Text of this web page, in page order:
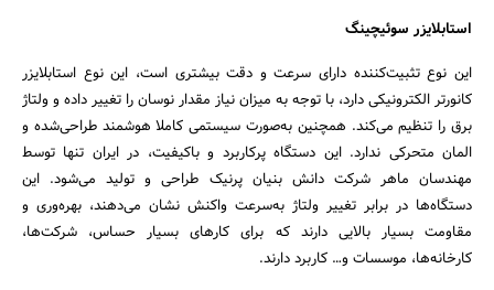
استابلایزر سوئیچینگ
این نوع تثبیت‌کننده دارای سرعت و دقت بیشتری است، این نوع استابلایزر
کانورتر الکترونیکی دارد، با توجه به میزان نیاز مقدار نوسان را تغییر داده و ولتاژ
برق را تنظیم می‌کند. همچنین به‌صورت سیستمی کاملا هوشمند طراحی‌شده و
المان متحرکی ندارد. این دستگاه پرکاربرد و باکیفیت، در ایران تنها توسط
مهندسان ماهر شرکت دانش بنیان پرنیک طراحی و تولید می‌شود. این
دستگاه‌ها در برابر تغییر ولتاژ به‌سرعت واکنش نشان می‌دهند، بهره‌وری و
مقاومت بسیار بالایی دارند که برای کارهای بسیار حساس، شرکت‌ها،
کارخانه‌ها، موسسات و… کاربرد دارند.